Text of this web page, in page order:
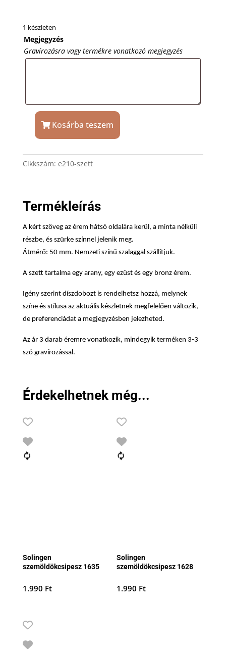
1 készleten
Megjegyzés
Gravírozásra vagy termékre vonatkozó megjegyzés
érem
szett
szalaggal
mennyiség
Kosárba teszem
Cikkszám: e210-szett
Termékleírás
A kért szöveg az érem hátsó oldalára kerül, a minta nélküli
részbe, és szürke színnel jelenik meg.
Átmérő: 50 mm. Nemzeti színű szalaggal szállítjuk.
A szett tartalma egy arany, egy ezüst és egy bronz érem.
Igény szerint díszdobozt is rendelhetsz hozzá, melynek
színe és stílusa az aktuális készletnek megfelelően változik,
de preferenciádat a megjegyzésben jelezheted.
Az ár 3 darab éremre vonatkozik, mindegyik terméken 3-3
szó gravírozással.
Érdekelhetnek még...
Solingen
szemöldökcsipesz 1635
1.990 Ft
Solingen
szemöldökcsipesz 1628
1.990 Ft